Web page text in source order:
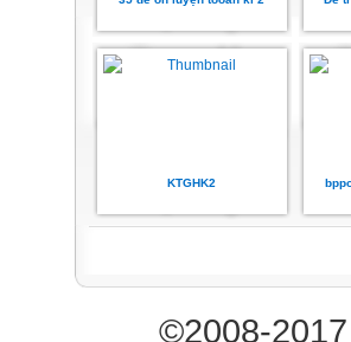
C. 450 000
D. 400 000
>
KTGHK2
©2008-